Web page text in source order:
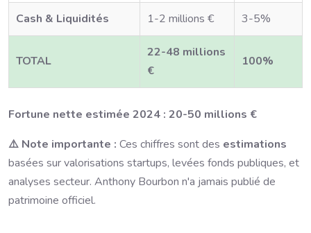
Cash & Liquidités 1-2 millions € 3-5%
TOTAL
22-48 millions
€
100%
Fortune nette estimée 2024 : 20-50 millions €
⚠️ Note importante : Ces chiffres sont des estimations
basées sur valorisations startups, levées fonds publiques, et
analyses secteur. Anthony Bourbon n'a jamais publié de
patrimoine officiel.